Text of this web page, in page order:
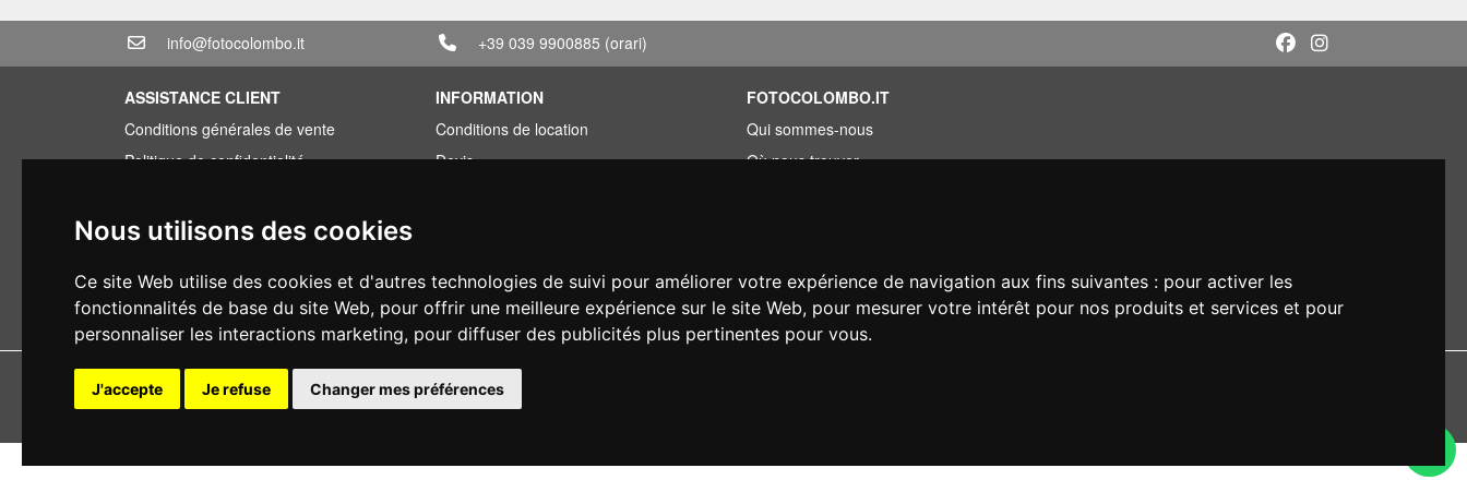
Nous utilisons des cookies
Ce site Web utilise des cookies et d'autres technologies de suivi pour améliorer votre expérience de navigation aux fins suivantes : pour activer les
fonctionnalités de base du site Web, pour offrir une meilleure expérience sur le site Web, pour mesurer votre intérêt pour nos produits et services et pour
personnaliser les interactions marketing, pour diffuser des publicités plus pertinentes pour vous.
J'accepte Je refuse Changer mes préférences
info@fotocolombo.it +39 039 9900885 (orari)
ASSISTANCE CLIENT
Conditions générales de vente
Politique de confidentialité
Conditions de garantie
Droit de rétractation
Application de la TVA
INFORMATION
Conditions de location
Devis
Occasion
FOTOCOLOMBO.IT
Qui sommes-nous
Où nous trouver
Copyright © Fotocolombo Srl - Viale Verdi 95 - 23807 Merate (LC) - P. Iva 03298370135 - SDI: M5UXCR1
Tous droits réservés. Les marques déposées et logos sont la propriété exclusive de leur détenteurs respectifs.